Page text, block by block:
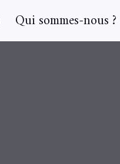
Qui sommes-nous ?